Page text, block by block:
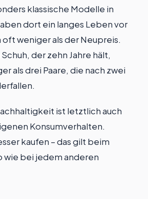
klassische Modelle in
dort ein langes Leben vor
oft weniger als der Neupreis.
der zehn Jahre hält,
als drei Paare, die nach zwei
ist letztlich auch
Konsumverhalten.
kaufen – das gilt beim
wie bei jedem anderen